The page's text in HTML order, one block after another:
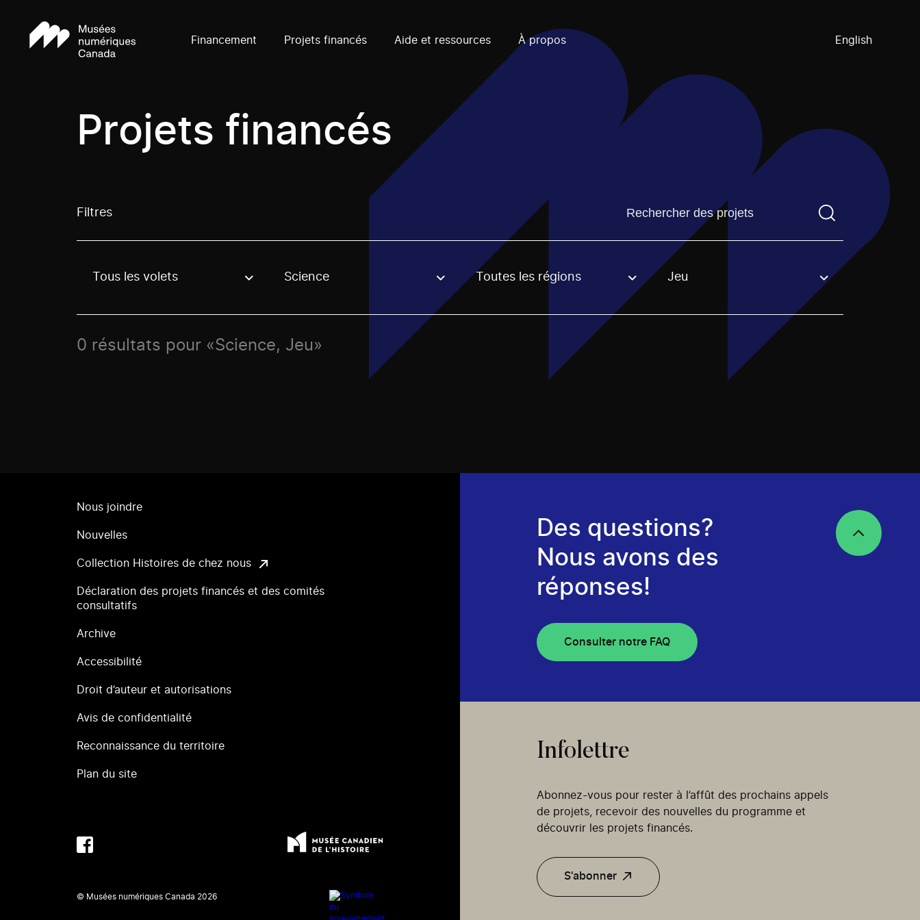
Financement Projets financés Aide et ressources À propos English
Projets financés
Filtres Trouvez un projetVous devez saisir un terme de
Use these options to filter projects by topic, stream or regon. The filter will be applied when selecting an option.
Tous les volets Science Toutes les régions Jeu
0 résultats pour «Science, Jeu»
Nous joindre
Nouvelles
Collection Histoires de chez nous
Déclaration des projets financés et des comités
consultatifs
Archive
Accessibilité
Droit d’auteur et autorisations
Avis de confidentialité
Reconnaissance du territoire
Plan du site
© Musées numériques Canada 2026
Des questions?
Nous avons des
réponses!
Consulter notre FAQ
Infolettre
Abonnez-vous pour rester à l’affût des prochains appels
de projets, recevoir des nouvelles du programme et
découvrir les projets financés.
S'abonner